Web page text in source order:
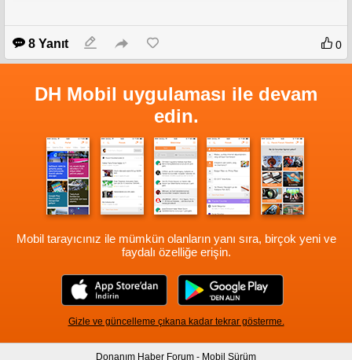
8 Yanıt 0
DH Mobil uygulaması ile devam
edin.
Mobil tarayıcınız ile mümkün olanların yanı sıra, birçok yeni ve
faydalı özelliğe erişin.
Gizle ve güncelleme çıkana kadar tekrar gösterme.
Donanım Haber Forum - Mobil Sürüm